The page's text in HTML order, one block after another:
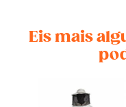
Eis mais